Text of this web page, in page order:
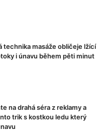
technika masáže obličeje lžící
i únavu během pěti minut
na drahá séra z reklamy a
trik s kostkou ledu který